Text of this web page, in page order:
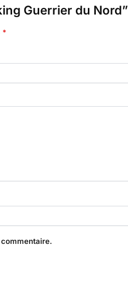
Guerrier du Nord”
*